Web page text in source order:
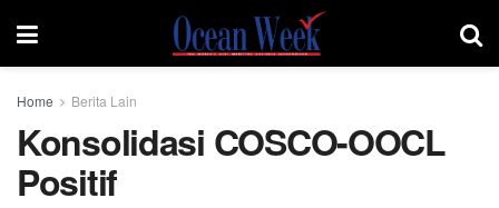
Home Berita Lain
Konsolidasi COSCO-OOCL
Positif